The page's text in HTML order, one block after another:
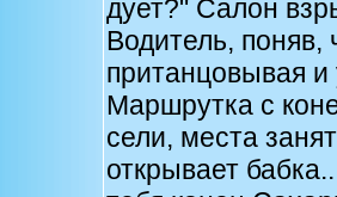
дует?" Салон
Водитель, поняв,
пританцовывая
Маршрутка с
сели, места
открывает